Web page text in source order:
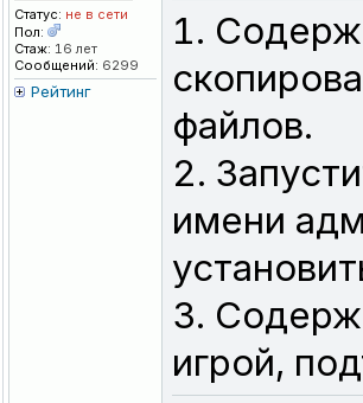
Статус: не в сети
Пол:
Стаж: 16 лет
Сообщений: 6299
Рейтинг
1.
файлов.
2.
имени
3.
игрой,